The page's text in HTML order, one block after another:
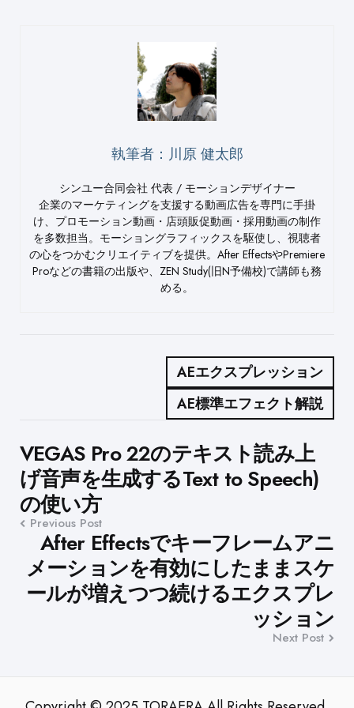
執筆者：川原 健太郎
シンユー合同会社 代表 / モーションデザイナー
企業のマーケティングを支援する動画広告を専門に手掛
け、プロモーション動画・店頭販促動画・採用動画の制作
を多数担当。モーショングラフィックスを駆使し、視聴者
の心をつかむクリエイティブを提供。After EffectsやPremiere
Proなどの書籍の出版や、ZEN Study(旧N予備校)で講師も務
める。
AEエクスプレッション
AE標準エフェクト解説
Post
navigation
VEGAS Pro 22のテキスト読み上
げ音声を生成するText to Speech)
の使い方
Previous Post
After Effectsでキーフレームアニ
メーションを有効にしたままスケ
ールが増えつつ続けるエクスプレ
ッション
Next Post